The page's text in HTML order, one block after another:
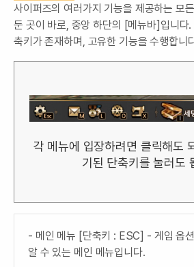
사이퍼즈의 여러가지 기능을 제공하는 모
둔 곳이 바로, 중앙 하단의 [메뉴바]입니다
축키가 존재하며, 고유한 기능을 수행합니
각 메뉴에 입장하려면 클릭해도
기된 단축키를 눌러도
- 메인 메뉴 [단축키 : ESC] - 게임 옵
알 수 있는 메인 메뉴입니다.